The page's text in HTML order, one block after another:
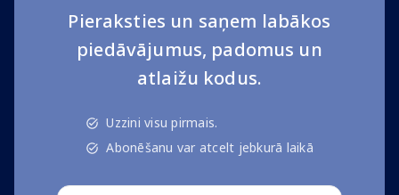
Pieraksties un saņem labākos
piedāvājumus, padomus un
atlaižu kodus.
Uzzini visu pirmais.
Abonēšanu var atcelt jebkurā laikā